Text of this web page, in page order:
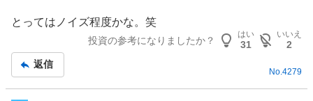
とってはノイズ程度かな。笑
投資の参考になりましたか？
はい
31
いいえ
2
返信
No. 4279